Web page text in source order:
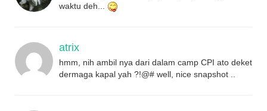
waktu deh...
atrix
hmm, nih ambil nya dari dalam camp CPI ato deket
dermaga kapal yah ?!@# well, nice snapshot ..